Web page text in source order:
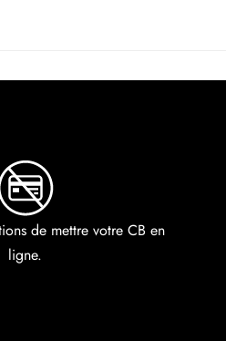
de mettre votre CB en
ligne.